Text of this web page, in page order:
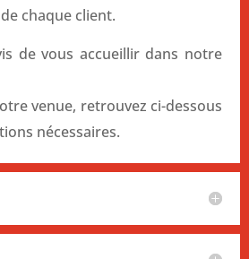
chaque client.
de vous accueillir dans notre
venue, retrouvez ci-dessous
nécessaires.